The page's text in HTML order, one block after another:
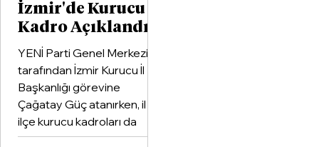
İzmir'de Kurucu
Kadro Açıklandı
YENİ Parti Genel Merkezi
tarafından İzmir Kurucu İl
Başkanlığı görevine
Çağatay Güç atanırken, il ve
ilçe kurucu kadroları da
netleşti.